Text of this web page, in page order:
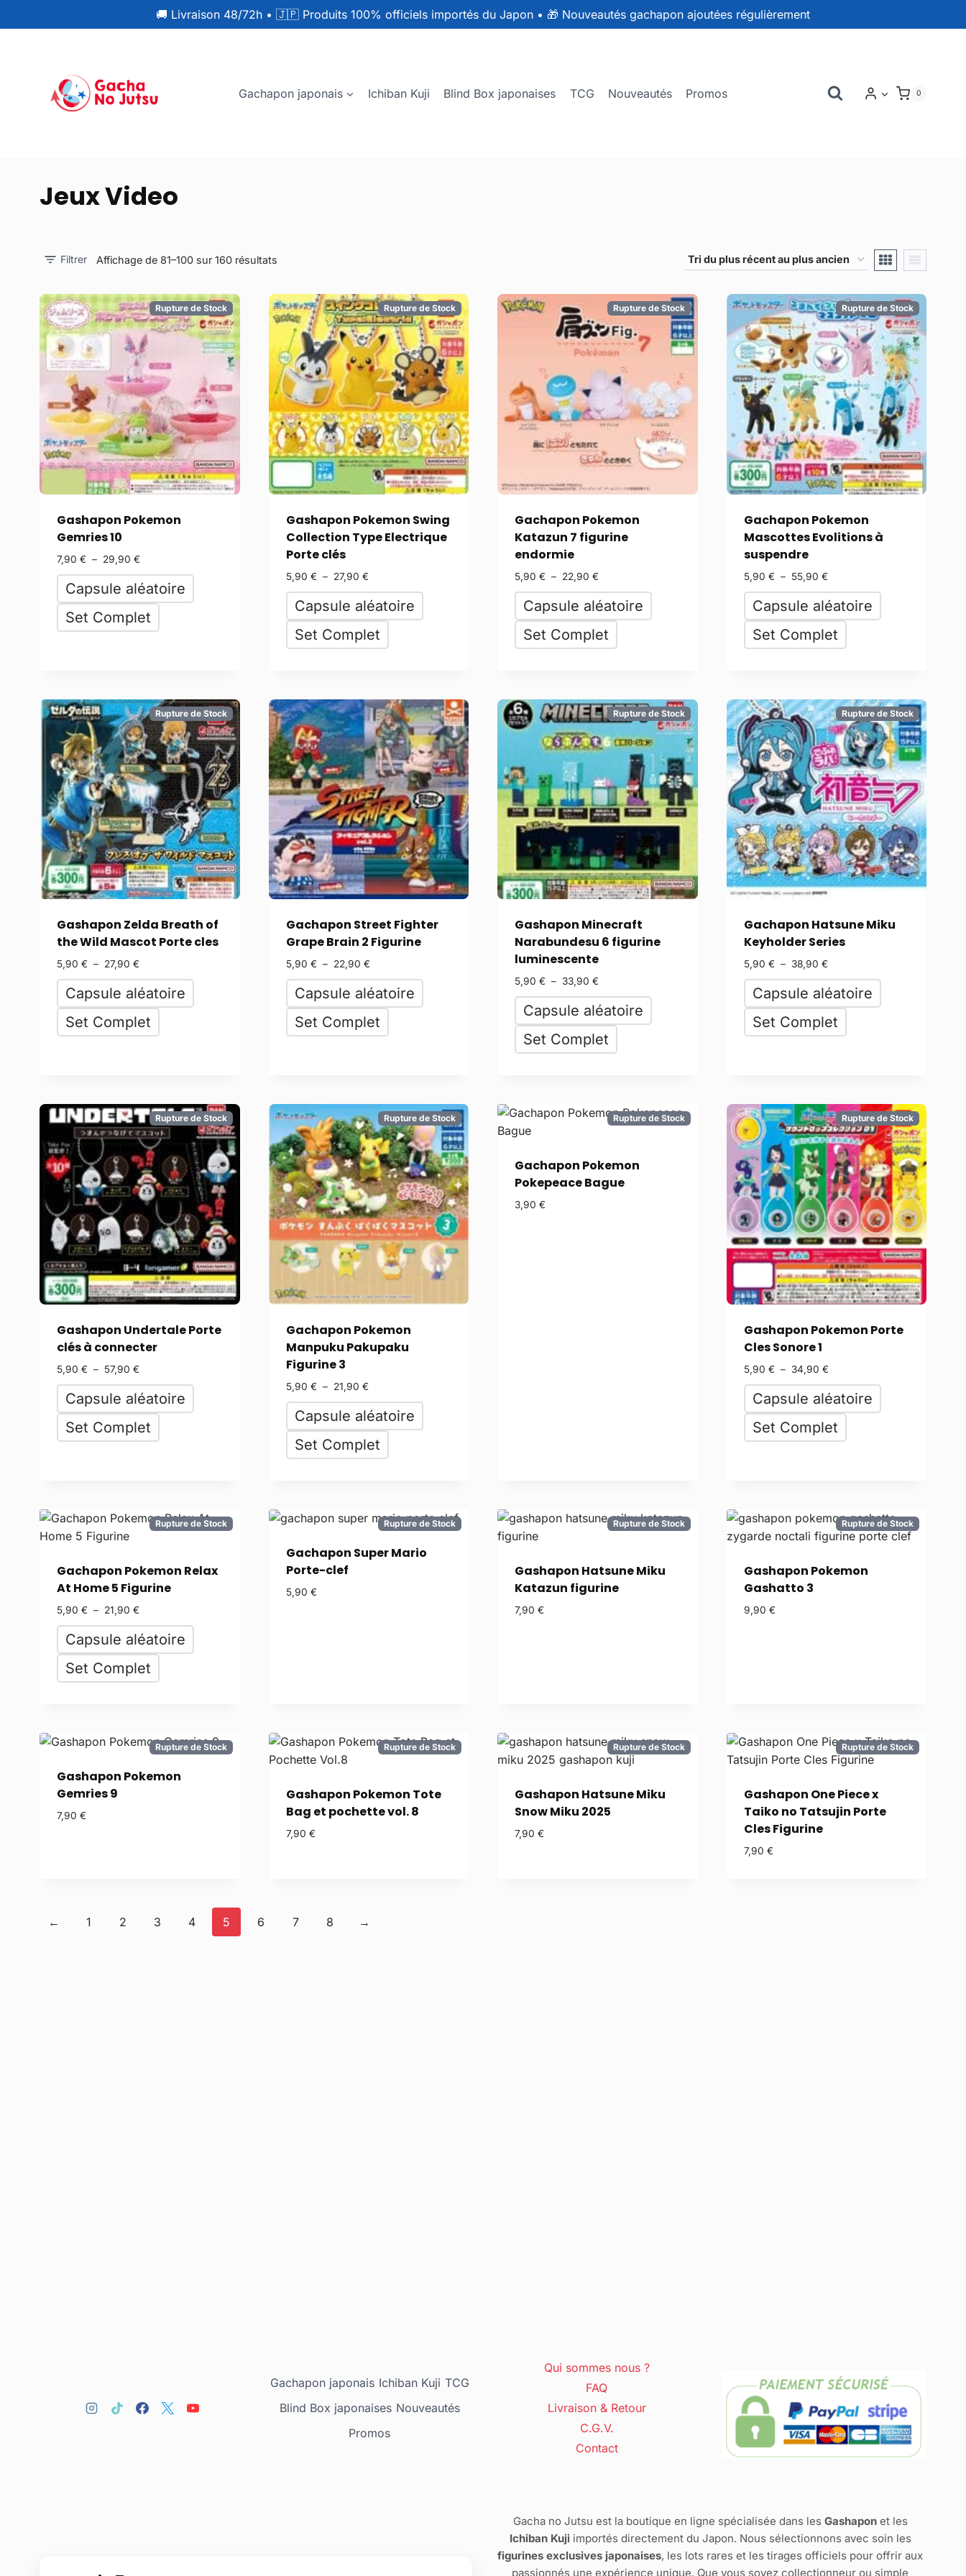
🚚 Livraison 48/72h • 🇯🇵 Produits 100% officiels importés du Japon • 🎁 Nouveautés gachapon ajoutées régulièrement
Gachapon japonais Ichiban Kuji Blind Box japonaises TCG Nouveautés Promos 0
Jeux Video
Filtrer Affichage de 81–100 sur 160 résultats
Rupture de Stock
Gashapon Pokemon
Gemries 10
7,90 € – 29,90 €
Capsule aléatoire
Set Complet
Rupture de Stock
Gashapon Pokemon Swing
Collection Type Electrique
Porte clés
5,90 € – 27,90 €
Capsule aléatoire
Set Complet
Rupture de Stock
Gachapon Pokemon
Katazun 7 figurine
endormie
5,90 € – 22,90 €
Capsule aléatoire
Set Complet
Rupture de Stock
Gachapon Pokemon
Mascottes Evolitions à
suspendre
5,90 € – 55,90 €
Capsule aléatoire
Set Complet
Rupture de Stock
Gashapon Zelda Breath of
the Wild Mascot Porte cles
5,90 € – 27,90 €
Capsule aléatoire
Set Complet
Gachapon Street Fighter
Grape Brain 2 Figurine
5,90 € – 22,90 €
Capsule aléatoire
Set Complet
Rupture de Stock
Gashapon Minecraft
Narabundesu 6 figurine
luminescente
5,90 € – 33,90 €
Capsule aléatoire
Set Complet
Rupture de Stock
Gachapon Hatsune Miku
Keyholder Series
5,90 € – 38,90 €
Capsule aléatoire
Set Complet
Rupture de Stock
Gashapon Undertale Porte
clés à connecter
5,90 € – 57,90 €
Capsule aléatoire
Set Complet
Rupture de Stock
Gachapon Pokemon
Manpuku Pakupaku
Figurine 3
5,90 € – 21,90 €
Capsule aléatoire
Set Complet
Rupture de Stock
Gachapon Pokemon
Pokepeace Bague
3,90 €
Rupture de Stock
Gashapon Pokemon Porte
Cles Sonore 1
5,90 € – 34,90 €
Capsule aléatoire
Set Complet
Rupture de Stock
Gachapon Pokemon Relax
At Home 5 Figurine
5,90 € – 21,90 €
Capsule aléatoire
Set Complet
Rupture de Stock
Gachapon Super Mario
Porte-clef
5,90 €
Rupture de Stock
Gashapon Hatsune Miku
Katazun figurine
7,90 €
Rupture de Stock
Gashapon Pokemon
Gashatto 3
9,90 €
Rupture de Stock
Gashapon Pokemon
Gemries 9
7,90 €
Rupture de Stock
Gashapon Pokemon Tote
Bag et pochette vol. 8
7,90 €
Rupture de Stock
Gashapon Hatsune Miku
Snow Miku 2025
7,90 €
Rupture de Stock
Gashapon One Piece x
Taiko no Tatsujin Porte
Cles Figurine
7,90 €
← 1 2 3 4 5 6 7 8 →
Gachapon japonais Ichiban Kuji TCG
Blind Box japonaises Nouveautés
Promos
Qui sommes nous ?
FAQ
Livraison & Retour
C.G.V.
Contact
Gacha no Jutsu est la boutique en ligne spécialisée dans les Gashaponet les
Ichiban Kujiimportés directement du Japon. Nous sélectionnons avec soin les
figurines exclusives japonaises, les lots rares et les tirages officiels pour offrir aux
passionnés une expérience unique. Que vous soyez collectionneur ou simple